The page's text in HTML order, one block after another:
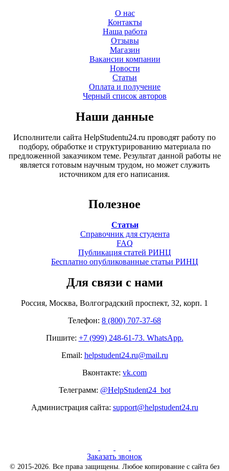
О нас
Контакты
Наша работа
Отзывы
Магазин
Вакансии компании
Новости
Статьи
Оплата и получение
Черный список авторов
Наши данные
Исполнители сайта HelpStudentu24.ru проводят работу по
подбору, обработке и структурированию материала по
предложенной заказчиком теме. Результат данной работы не
является готовым научным трудом, но может служить
источником для его написания.
Полезное
Статьи
Справочник для студента
FAQ
Публикация статей РИНЦ
Бесплатно опубликованные статьи РИНЦ
Для связи с нами
Россия, Москва, Волгоградский проспект, 32, корп. 1
Телефон: 8 (800) 707-37-68
Пишите: +7 (999) 248-61-73. WhatsApp.
Email: helpstudent24.ru@mail.ru
Вконтакте: vk.com
Телеграмм: @HelpStudent24_bot
Администрация сайта: support@helpstudent24.ru
Заказать звонок
© 2015-2026. Все права защищены. Любое копирование с сайта без